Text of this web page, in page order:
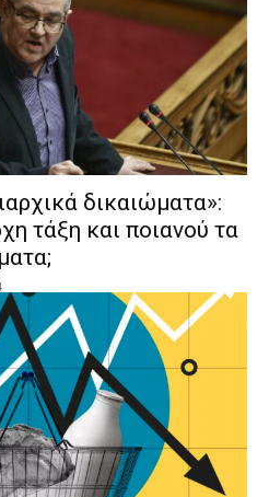
δικαιώματα»:
τάξη και ποιανού τα